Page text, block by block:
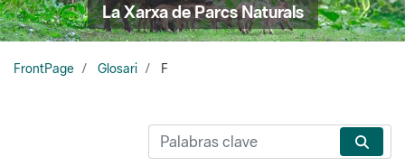
La Xarxa de Parcs Naturals
FrontPage Glosari F